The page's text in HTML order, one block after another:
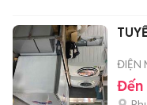
ĐIỆN
Đến